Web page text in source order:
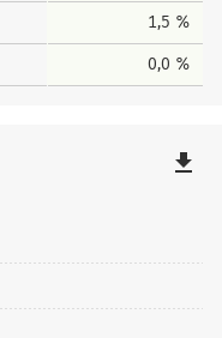
1,5 %
0,0 %
file_download